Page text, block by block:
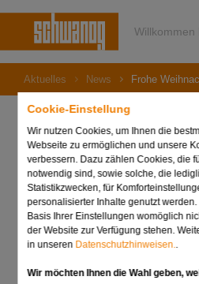
Cookie-Einstellung
Wir nutzen Cookies, um Ihnen die
Webseite zu ermöglichen und unsere
verbessern. Dazu zählen Cookies, die
notwendig sind, sowie solche, die
Statistikzwecken, für
personalisierter Inhalte genutzt
Basis Ihrer Einstellungen womöglich
der Website zur Verfügung stehen.
in unseren Datenschutzhinweisen..
Wir möchten Ihnen die Wahl geben,
Willkommen
Aktuelles News Frohe
15. Dezember 2023
Frohe
ein gutes